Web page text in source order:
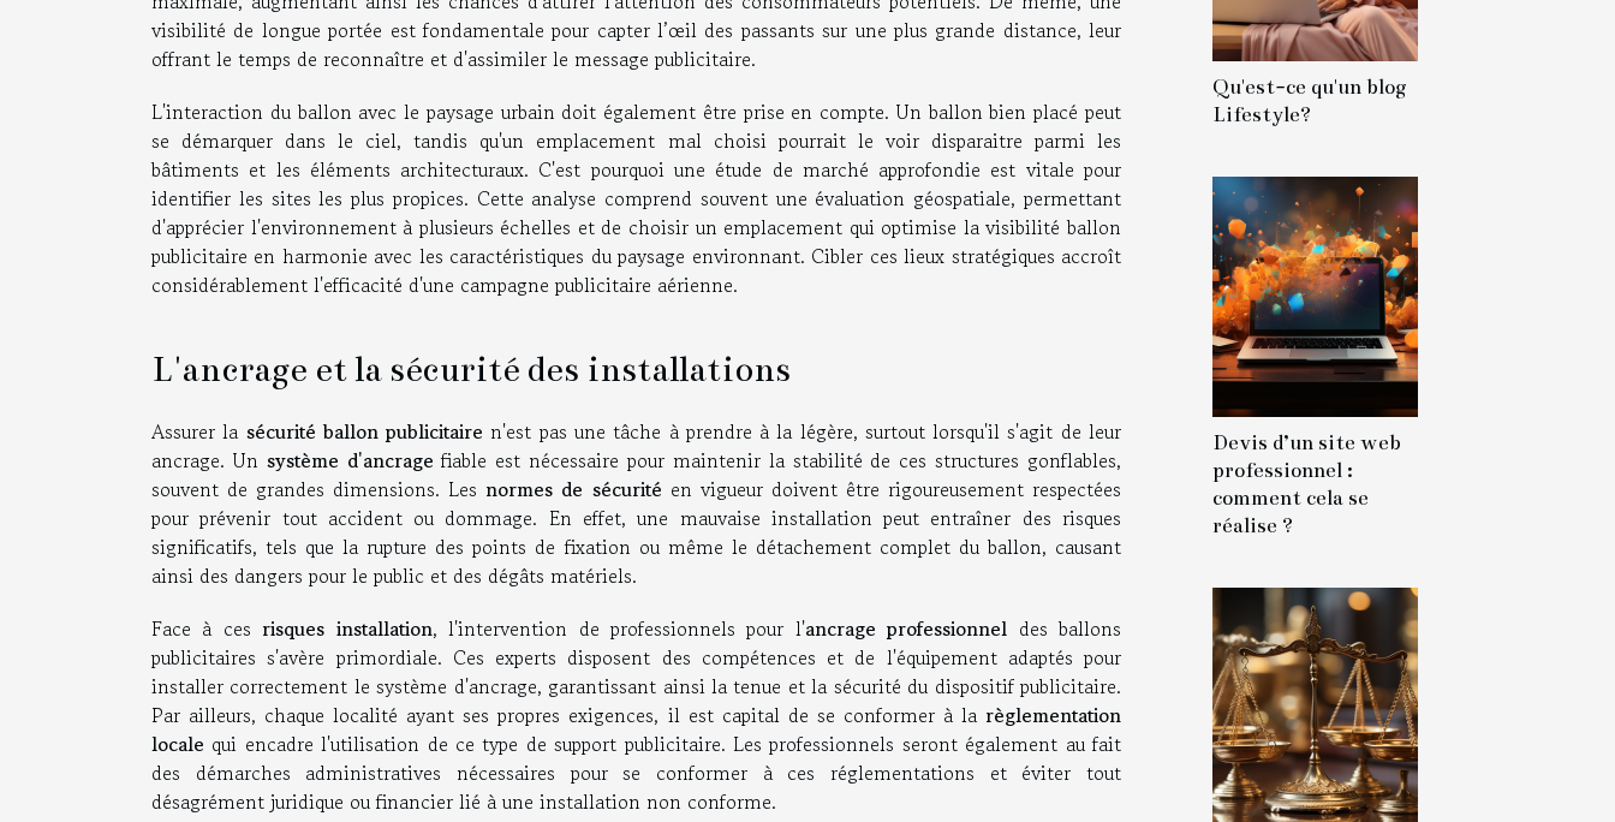
visibilité de longue portée est fondamentale pour capter l’œil des passants sur une plus grande distance, leur
offrant le temps de reconnaître et d'assimiler le message publicitaire.
L'interaction du ballon avec le paysage urbain doit également être prise en compte. Un ballon bien placé peut
se démarquer dans le ciel, tandis qu'un emplacement mal choisi pourrait le voir disparaitre parmi les
bâtiments et les éléments architecturaux. C'est pourquoi une étude de marché approfondie est vitale pour
identifier les sites les plus propices. Cette analyse comprend souvent une évaluation géospatiale, permettant
d'apprécier l'environnement à plusieurs échelles et de choisir un emplacement qui optimise la visibilité ballon
publicitaire en harmonie avec les caractéristiques du paysage environnant. Cibler ces lieux stratégiques accroît
considérablement l'efficacité d'une campagne publicitaire aérienne.
L'ancrage et la sécurité des installations
Assurer la sécurité ballon publicitaire n'est pas une tâche à prendre à la légère, surtout lorsqu'il s'agit de leur
ancrage. Un système d'ancrage fiable est nécessaire pour maintenir la stabilité de ces structures gonflables,
souvent de grandes dimensions. Les normes de sécurité en vigueur doivent être rigoureusement respectées
pour prévenir tout accident ou dommage. En effet, une mauvaise installation peut entraîner des risques
significatifs, tels que la rupture des points de fixation ou même le détachement complet du ballon, causant
ainsi des dangers pour le public et des dégâts matériels.
Face à ces risques installation, l'intervention de professionnels pour l'ancrage professionnel des ballons
publicitaires s'avère primordiale. Ces experts disposent des compétences et de l'équipement adaptés pour
installer correctement le système d'ancrage, garantissant ainsi la tenue et la sécurité du dispositif publicitaire.
Par ailleurs, chaque localité ayant ses propres exigences, il est capital de se conformer à la règlementation
locale qui encadre l'utilisation de ce type de support publicitaire. Les professionnels seront également au fait
des démarches administratives nécessaires pour se conformer à ces réglementations et éviter tout
désagrément juridique ou financier lié à une installation non conforme.
Qu'est-ce qu'un blog
Lifestyle?
Devis d’un site web
professionnel :
comment cela se
réalise ?